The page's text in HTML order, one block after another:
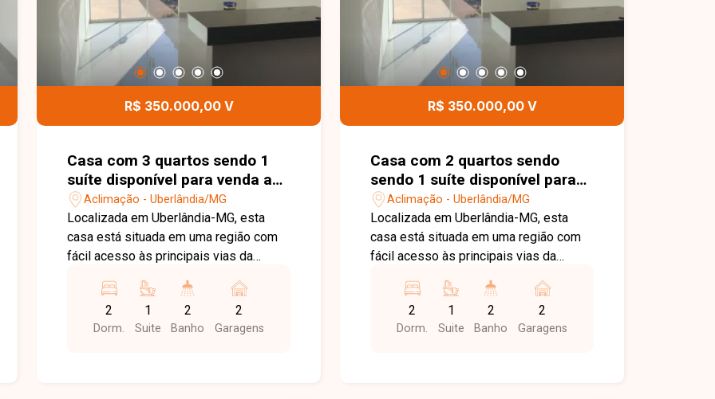
R$ 350.000,00 V
Casa com 3 quartos sendo 1
suíte disponível para venda ano
bairro em Uberlândia-MG
Aclimação - Uberlândia/MG
Localizada em Uberlândia-MG, esta
casa está situada em uma região com
fácil acesso às principais vias da
supermercados, escolas, farmácias e
diversos serviços, proporcionando
praticidade e qualidade de vida para
2
Dorm.
1
Suite
2
Banho
2
Garagens
R$ 350.000,00 V
Casa com 2 quartos sendo
sendo 1 suíte disponível para
venda no bairro em Uberlândia-
MG
Aclimação - Uberlândia/MG
Localizada em Uberlândia-MG, esta
casa está situada em uma região com
fácil acesso às principais vias da
escolas, farmácias, comércios e
diversos serviços, proporcionando
praticidade e qualidade de vida para
2
Dorm.
1
Suite
2
Banho
2
Garagens